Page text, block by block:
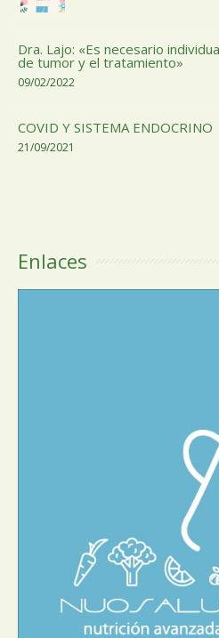
Dra. Lajo: «Es necesario
de tumor y el tratamiento»
09/02/2022
COVID Y SISTEMA ENDOCRINO
21/09/2021
Enlaces